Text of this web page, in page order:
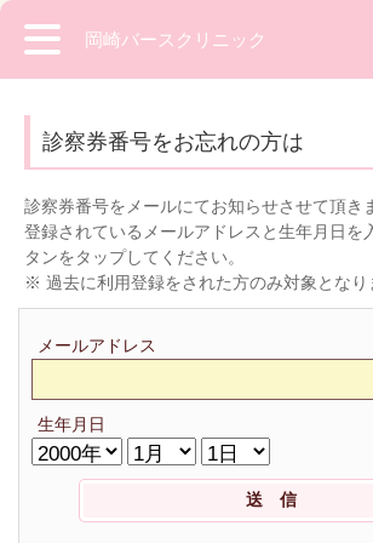
岡崎バースクリニック
診察券番号をお忘れの方は
診察券番号をメールにてお知らせさせて頂き
登録されているメールアドレスと生年月日を
タンをタップしてください。
※ 過去に利用登録をされた方のみ対象となり
メールアドレス
生年月日